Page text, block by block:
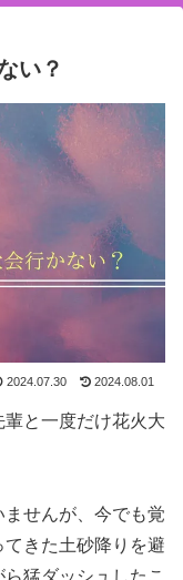
い？
2024.07.30 2024.08.01
と一度だけ花火大
せんが、今でも覚
きた土砂降りを避